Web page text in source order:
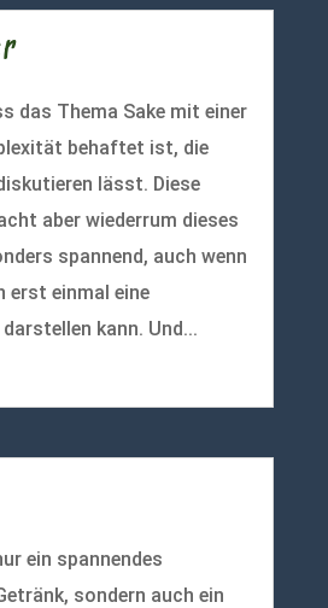
das Thema Sake mit einer
behaftet ist, die
lässt. Diese
aber wiederrum dieses
spannend, auch wenn
erst einmal eine
kann. Und...
ein spannendes
sondern auch ein